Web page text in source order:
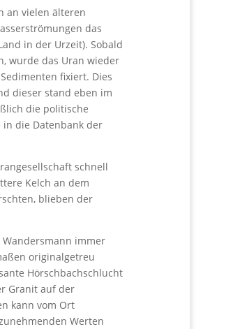
an vielen älteren
das
in der Urzeit). Sobald
wurde das Uran wieder
fixiert. Dies
dieser stand eben im
die politische
die Datenbank der
schnell
Kelch an dem
blieben der
immer
originalgetreu
Hörschbachschlucht
Granit auf der
kann vom Ort
Werten